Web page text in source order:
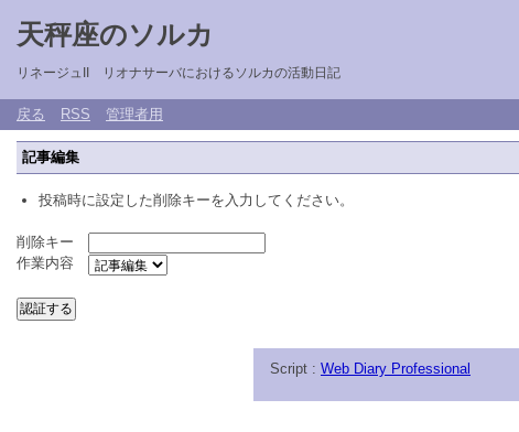
天秤座のソルカ
リネージュII リオナサーバにおけるソルカの活動日記
戻る RSS 管理者用
記事編集
投稿時に設定した削除キーを入力してください。
削除キー
作業内容
Script : Web Diary Professional